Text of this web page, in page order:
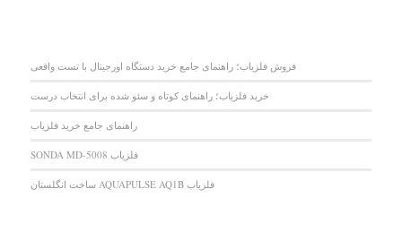
فروش فلزیاب؛ راهنمای جامع خرید دستگاه اورجینال با تست واقعی
خرید فلزیاب؛ راهنمای کوتاه و سئو شده برای انتخاب درست
راهنمای جامع خرید فلزیاب
فلزیاب SONDA MD-5008
فلزیاب AQUAPULSE AQ1B ساخت انگلستان